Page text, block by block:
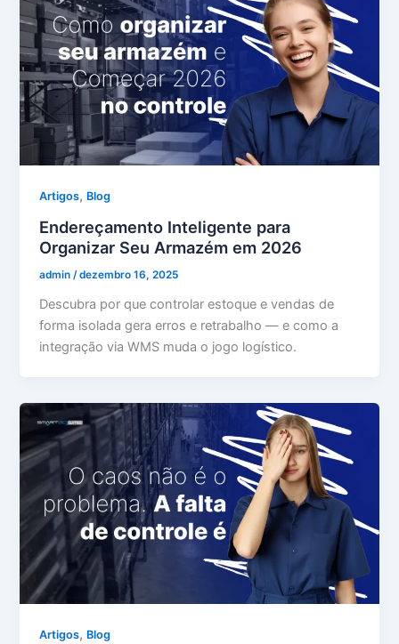
Artigos, Blog
Endereçamento Inteligente para
Organizar Seu Armazém em 2026
admin/dezembro 16, 2025
Descubra por que controlar estoque e vendas de
forma isolada gera erros e retrabalho — e como a
integração via WMS muda o jogo logístico.
Artigos, Blog